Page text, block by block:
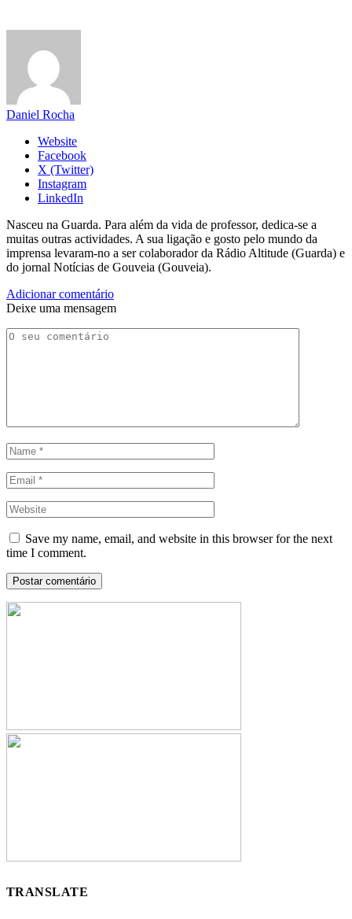
Daniel Rocha
Website
Facebook
X (Twitter)
Instagram
LinkedIn
Nasceu na Guarda. Para além da vida de professor, dedica-se a
muitas outras actividades. A sua ligação e gosto pelo mundo da
imprensa levaram-no a ser colaborador da Rádio Altitude (Guarda) e
do jornal Notícias de Gouveia (Gouveia).
Adicionar comentário
Deixe uma mensagem
Save my name, email, and website in this browser for the next
time I comment.
TRANSLATE